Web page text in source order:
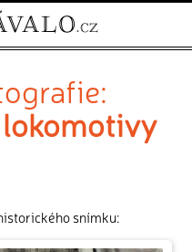
lokomotivy
snímku: